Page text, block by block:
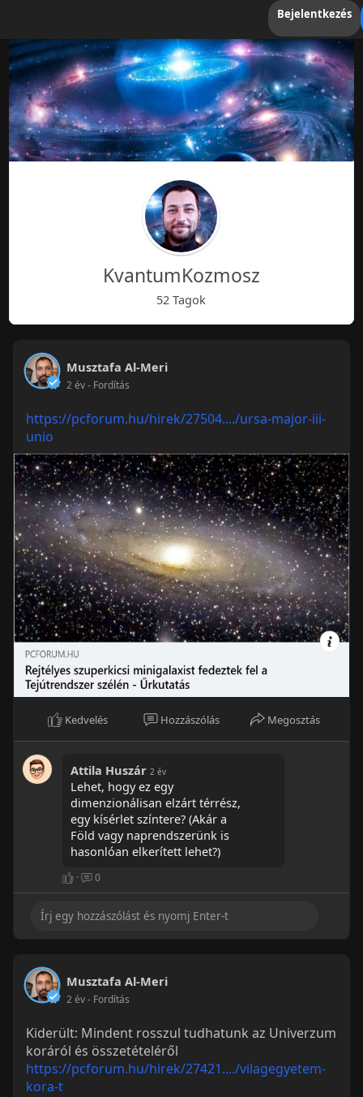
Bejelentkezés
KvantumKozmosz
52 Tagok
Musztafa Al-Meri
2 év- Fordítás
https://pcforum.hu/hirek/27504..../ursa-major-iii-
unio
Kedvelés Hozzászólás Megosztás
Attila Huszár 2 év
Lehet, hogy ez egy
dimenzionálisan elzárt térrész,
egy kísérlet színtere? (Akár a
Föld vagy naprendszerünk is
hasonlóan elkerített lehet?)
· 0
Musztafa Al-Meri
2 év- Fordítás
Kiderült: Mindent rosszul tudhatunk az Univerzum
koráról és összetételéről
https://pcforum.hu/hirek/27421..../vilagegyetem-
kora-t